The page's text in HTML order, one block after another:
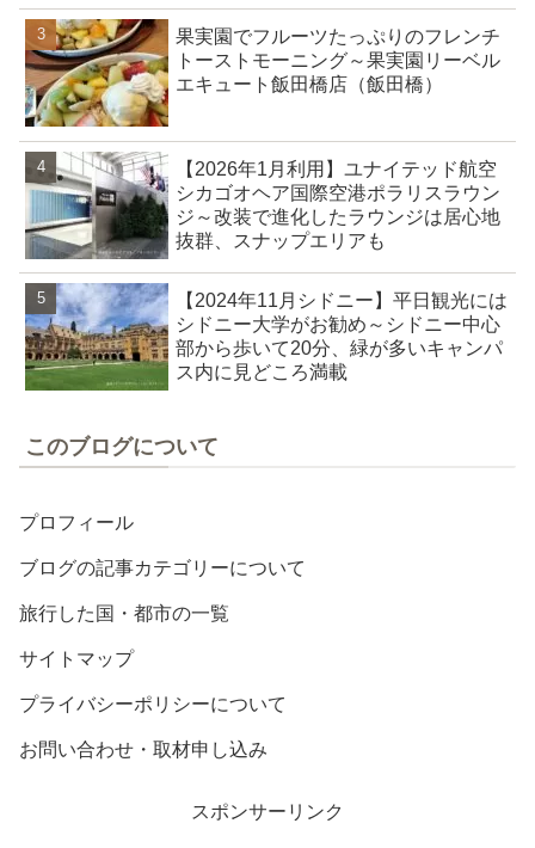
果実園でフルーツたっぷりのフレンチ
トーストモーニング～果実園リーベル
エキュート飯田橋店（飯田橋）
【2026年1月利用】ユナイテッド航空
シカゴオヘア国際空港ポラリスラウン
ジ～改装で進化したラウンジは居心地
抜群、スナップエリアも
【2024年11月シドニー】平日観光には
シドニー大学がお勧め～シドニー中心
部から歩いて20分、緑が多いキャンパ
ス内に見どころ満載
このブログについて
プロフィール
ブログの記事カテゴリーについて
旅行した国・都市の一覧
サイトマップ
プライバシーポリシーについて
お問い合わせ・取材申し込み
スポンサーリンク